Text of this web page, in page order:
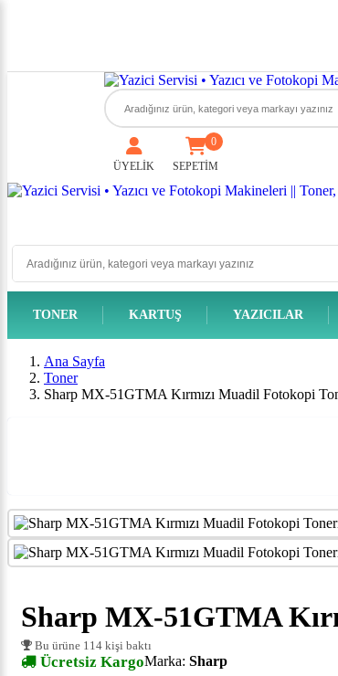
ÜYELİK SEPETİM
0
TONER KARTUŞ YAZICILAR
Ana Sayfa
Toner
Sharp MX-51GTMA Kırmızı Muadil Fotokopi
Sharp MX-51GTMA
Bu ürüne 114 kişi baktı
Ücretsiz KargoMarka: Sharp